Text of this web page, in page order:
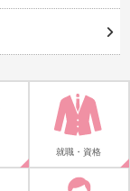
就職・資格